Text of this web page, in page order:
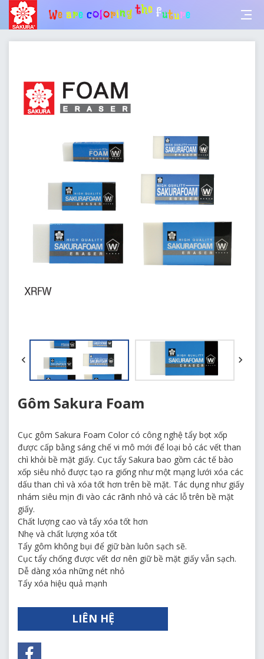
We are coloring the fut ure
Gôm Sakura Foam
Cục gôm Sakura Foam Color có công nghệ tẩy bọt xốp
được cấp bằng sáng chế vi mô mới để loại bỏ các vết than
chì khỏi bề mặt giấy. Cục tẩy Sakura bao gồm các tế bào
xốp siêu nhỏ được tạo ra giống như một mạng lưới xóa các
dấu than chì và xóa tốt hơn trên bề mặt. Tác dụng như giấy
nhám siêu mịn đi vào các rãnh nhỏ và các lỗ trên bề mặt
giấy.
Chất lượng cao và tẩy xóa tốt hơn
Nhẹ và chất lượng xóa tốt
Tẩy gôm không bụi để giữ bàn luôn sạch sẽ.
Cục tẩy chống được vết dơ nên giữ bề mặt giấy vẫn sạch.
Dễ dàng xóa những nét nhỏ
Tẩy xóa hiệu quả mạnh
LIÊN HỆ